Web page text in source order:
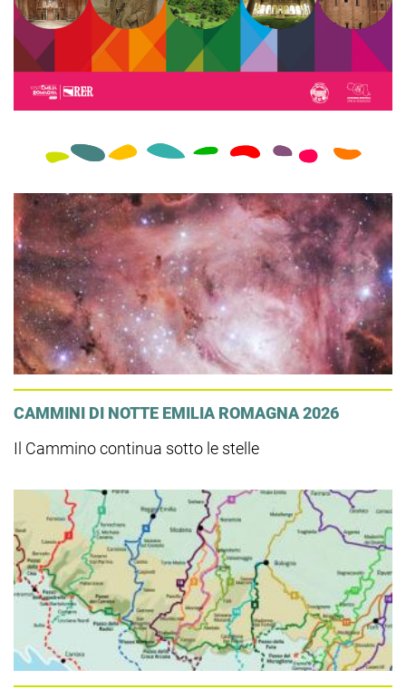
CAMMINI DI NOTTE EMILIA ROMAGNA 2026
Il Cammino continua sotto le stelle